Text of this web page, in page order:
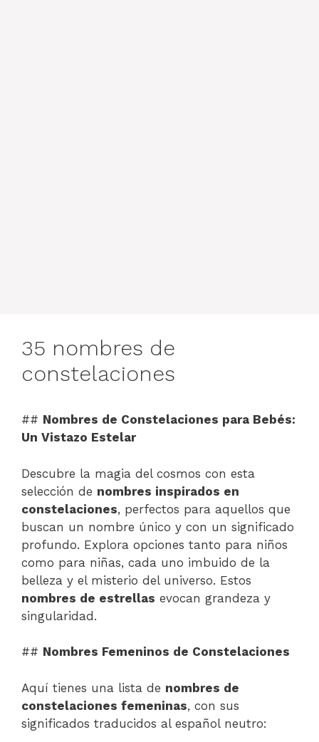
35 nombres de
constelaciones
## Nombres de Constelaciones para Bebés:
Un Vistazo Estelar
Descubre la magia del cosmos con esta
selección de nombres inspirados en
constelaciones, perfectos para aquellos que
buscan un nombre único y con un significado
profundo. Explora opciones tanto para niños
como para niñas, cada uno imbuido de la
belleza y el misterio del universo. Estos
nombres de estrellas evocan grandeza y
singularidad.
## Nombres Femeninos de Constelaciones
Aquí tienes una lista de nombres de
constelaciones femeninas, con sus
significados traducidos al español neutro: